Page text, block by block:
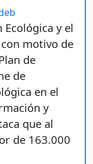
y el
motivo de
de
de
en el
y
que al
de 163.000